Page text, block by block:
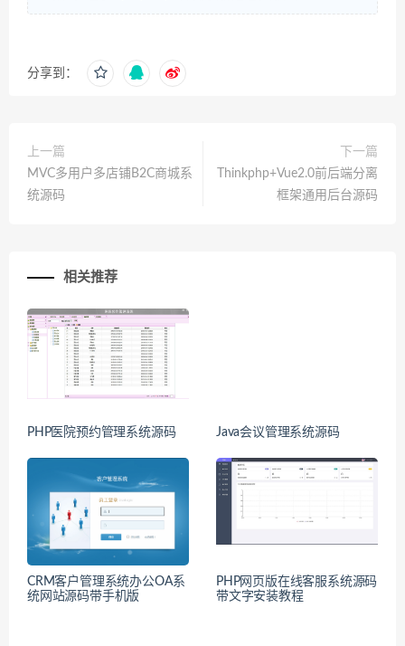
分享到：
上一篇
MVC多用户多店铺B2C商城系
统源码
下一篇
Thinkphp+Vue2.0前后端分离
框架通用后台源码
相关推荐
PHP医院预约管理系统源码 Java会议管理系统源码
CRM客户管理系统办公OA系
统网站源码带手机版
PHP网页版在线客服系统源码
带文字安装教程